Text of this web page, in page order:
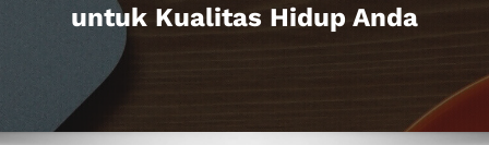
untuk Kualitas Hidup Anda